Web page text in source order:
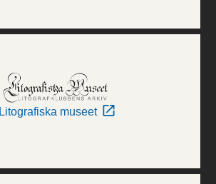
Litografiska museet